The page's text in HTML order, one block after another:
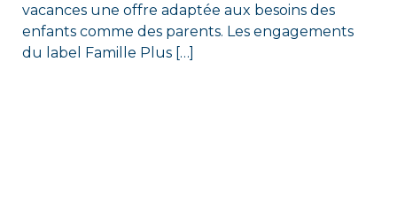
vacances une offre adaptée aux besoins des
enfants comme des parents. Les engagements
du label Famille Plus […]